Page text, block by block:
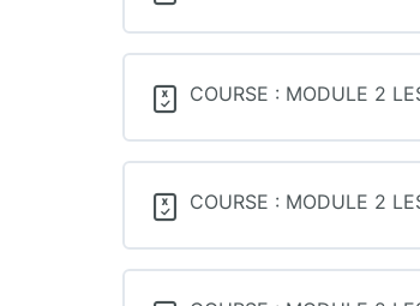
COURSE : MODULE 2
COURSE : MODULE 2